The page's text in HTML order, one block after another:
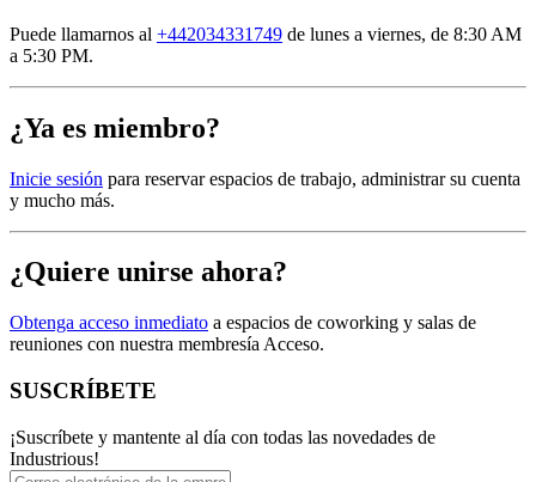
Puede llamarnos al +442034331749 de lunes a viernes, de 8:30 AM
a 5:30 PM.
¿Ya es miembro?
Inicie sesión para reservar espacios de trabajo, administrar su cuenta
y mucho más.
¿Quiere unirse ahora?
Obtenga acceso inmediato a espacios de coworking y salas de
reuniones con nuestra membresía Acceso.
SUSCRÍBETE
¡Suscríbete y mantente al día con todas las novedades de
Industrious!